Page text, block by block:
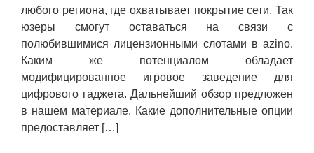
любого региона, где охватывает покрытие сети. Так
юзеры смогут оставаться на связи с
полюбившимися лицензионными слотами в azino.
Каким же потенциалом обладает
модифицированное игровое заведение для
цифрового гаджета. Дальнейший обзор предложен
в нашем материале. Какие дополнительные опции
предоставляет […]